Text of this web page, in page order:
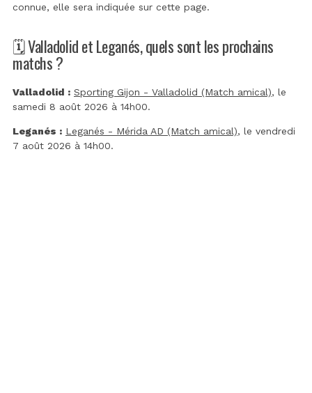
connue, elle sera indiquée sur cette page.
🗓️ Valladolid et Leganés, quels sont les prochains
matchs ?
Valladolid : Sporting Gijon - Valladolid (Match amical), le
samedi 8 août 2026 à 14h00.
Leganés : Leganés - Mérida AD (Match amical), le vendredi
7 août 2026 à 14h00.